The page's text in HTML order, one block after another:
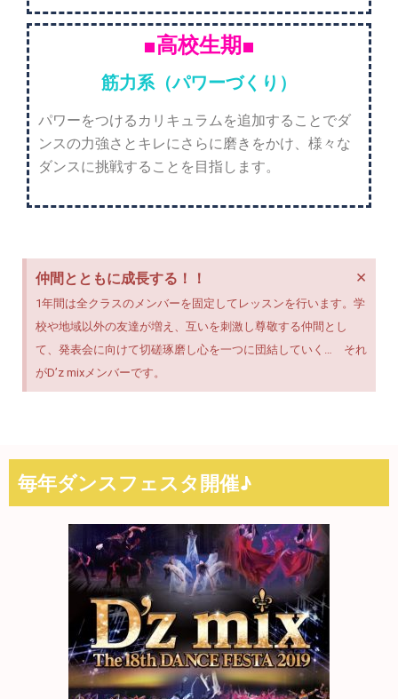
■高校生期■
筋力系（パワーづくり）
パワーをつけるカリキュラムを追加することでダ
ンスの力強さとキレにさらに磨きをかけ、様々な
ダンスに挑戦することを目指します。
仲間とともに成長する！！
1年間は全クラスのメンバーを固定してレッスンを行います。学
校や地域以外の友達が増え、互いを刺激し尊敬する仲間とし
て、発表会に向けて切磋琢磨し心を一つに団結していく… それ
がD’z mixメンバーです。
×
毎年ダンスフェスタ開催♪